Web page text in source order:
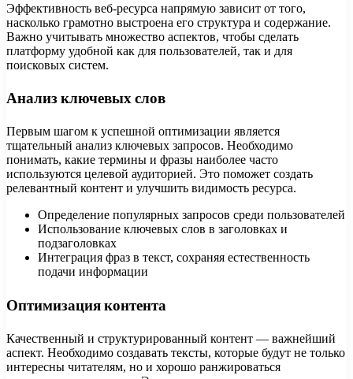
Эффективность веб-ресурса напрямую зависит от того,
насколько грамотно выстроена его структура и содержание.
Важно учитывать множество аспектов, чтобы сделать
платформу удобной как для пользователей, так и для
поисковых систем.
Анализ ключевых слов
Первым шагом к успешной оптимизации является
тщательный анализ ключевых запросов. Необходимо
понимать, какие термины и фразы наиболее часто
используются целевой аудиторией. Это поможет создать
релевантный контент и улучшить видимость ресурса.
Определение популярных запросов среди пользователей
Использование ключевых слов в заголовках и
подзаголовках
Интеграция фраз в текст, сохраняя естественность
подачи информации
Оптимизация контента
Качественный и структурированный контент — важнейший
аспект. Необходимо создавать тексты, которые будут не только
интересны читателям, но и хорошо ранжироваться